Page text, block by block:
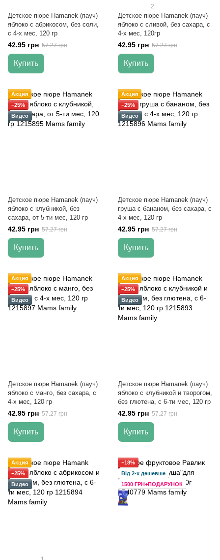
Детское пюре Hamanek (пауч)
яблоко с абрикосом, без соли,
с 4-х мес, 120 гр
42.95 грн 57.27 грн
Купить
2
Детское пюре Hamanek (пауч)
яблоко с сливой, без сахара, с
4-х мес, 120гр
42.95 грн 57.27 грн
Купить
Акция
−25%
Видео
Детское пюре Hamanek (пауч)
яблоко с клубникой, без
сахара, от 5-ти мес, 120 гр
42.95 грн 57.27 грн
Купить
Акция
−25%
Видео
Детское пюре Hamanek (пауч)
груша с бананом, без сахара, с
4-х мес, 120 гр
42.95 грн 57.27 грн
Купить
Акция
−25%
Видео
Детское пюре Hamanek (пауч)
яблоко с манго, без сахара, с
4-х мес, 120 гр
42.95 грн 57.27 грн
Купить
Акция
−25%
Видео
Детское пюре Hamanek (пауч)
яблоко с клубникой и творогом,
без глютена, с 6-ти мес, 120 гр
42.95 грн 57.27 грн
Купить
Акция
−25%
Видео
−18%
Від 2-х дешевше
1500 ГРН+ПОДАРУНОК